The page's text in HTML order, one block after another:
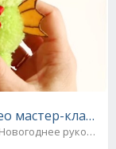
мастер-класс
и игрушки / Новогоднее